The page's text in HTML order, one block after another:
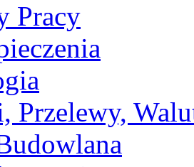
Pracy
Przelewy,